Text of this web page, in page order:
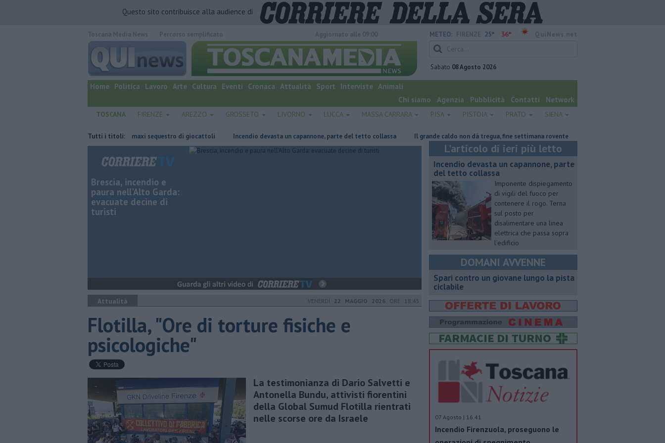
Questo sito contribuisce alla audience di
quotidiano online.
METEO: 25° 36°
Sabato 08 Agosto 2026
Home Politica Lavoro Arte Cultura Eventi Cronaca Attualità Sport Interviste Animali
Chi siamo
Agenzia Pubblicità Contatti Network
TOSCANA FIRENZE AREZZO GROSSETO LIVORNO LUCCA MASSA CARRARA PISA PISTOIA PRATO SIENA
Tutti i titoli:
Marchi contraffatti, maxi sequestro di giocattoli Incendio devasta un capannone, parte del tetto collassa Il grande caldo non dà tregua, fine settimana rovente Voci e chitarre, così Pistoia
Brescia, incendio e
paura nell'Alto Garda:
evacuate decine di
turisti
Attualità VENERDÌ 22 MAGGIO 2026 ORE 18:45
Flotilla, "Ore di torture fisiche e
psicologiche"
La testimonianza di Dario Salvetti e
Antonella Bundu, attivisti fiorentini
della Global Sumud Flotilla rientrati
nelle scorse ore da Israele
L'articolo di ieri più letto
Incendio devasta un capannone, parte
del tetto collassa
Imponente dispiegamento
di vigili del fuoco per
contenere il rogo. Terna
sul posto per
disalimentare una linea
elettrica che passa sopra
l’edificio
DOMANI AVVENNE
Spari contro un giovane lungo la pista
ciclabile
07 Agosto | 16.41
Incendio Firenzuola, proseguono le